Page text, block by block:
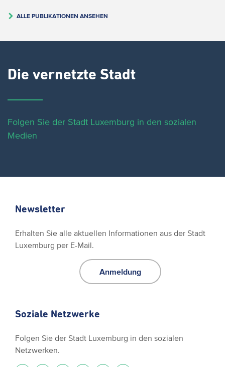
ALLE PUBLIKATIONEN ANSEHEN
Die vernetzte Stadt
Folgen Sie der Stadt Luxemburg in den sozialen
Medien
Newsletter
Erhalten Sie alle aktuellen Informationen aus der Stadt
Luxemburg per E-Mail.
Anmeldung
Soziale Netzwerke
Folgen Sie der Stadt Luxemburg in den sozialen
Netzwerken.